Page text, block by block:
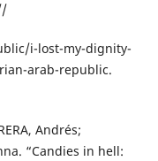
i-lost-my-dignity-
arab-republic.
Andrés;
“Candies in hell: